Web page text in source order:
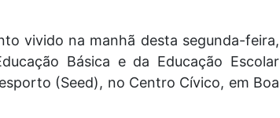
vivido na manhã desta segunda-feira,
Básica e da Educação Escolar
(Seed), no Centro Cívico, em Boa